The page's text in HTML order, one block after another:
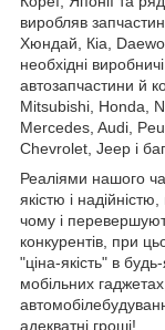
виробляв
Хюндай, Кіа,
необхідні
автозапчастини й
Mitsubishi, Honda,
Mercedes, Audi,
Chevrolet, Jeep і
Реаліями нашого
якістю і
чому і
конкурентів, при
"ціна-якість" в
мобільних
адекватні гроші!